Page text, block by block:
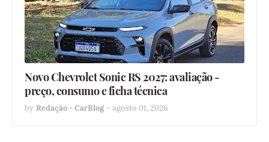
Novo Chevrolet Sonic RS 2027: avaliação -
preço, consumo e ficha técnica
by Redação - CarBlog - agosto 01, 2026